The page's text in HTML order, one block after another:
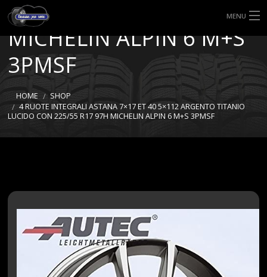
MENU
HOME
TIPI DI GOMME
MISURE GOMME
225/55 R17 97H
MICHELIN ALPIN 6 M+S
3PMSF
HOME
SHOP
4 RUOTE INTEGRALI ASTANA 7×17 ET 40 5×112 ARGENTO TITANIO
LUCIDO CON 225/55 R17 97H MICHELIN ALPIN 6 M+S 3PMSF